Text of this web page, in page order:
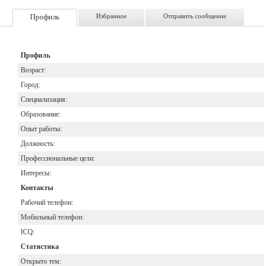
Профиль Избранное Отправить сообщение
Профиль
Возраст:
Город:
Специализация:
Образование:
Опыт работы:
Должность:
Профессиональные цели:
Интересы:
Контакты
Рабочий телефон:
Мобильный телефон:
ICQ:
Статистика
Открыто тем: